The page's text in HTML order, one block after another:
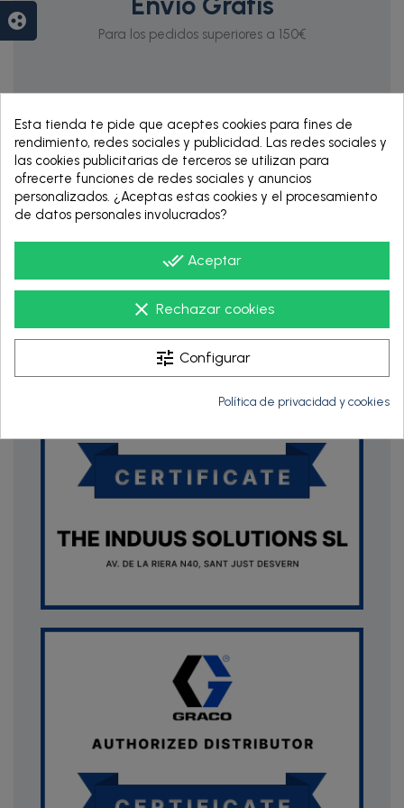
Para los pedidos superiores a 150€
HASTA 60 MESES
Esta tienda te pide que aceptes cookies para fines de
rendimiento, redes sociales y publicidad. Las redes sociales y
las cookies publicitarias de terceros se utilizan para
ofrecerte funciones de redes sociales y anuncios
personalizados. ¿Aceptas estas cookies y el procesamiento
de datos personales involucrados?
done_all Aceptar
clear Rechazar cookies
tune Configurar
Política de privacidad y cookies
group_work